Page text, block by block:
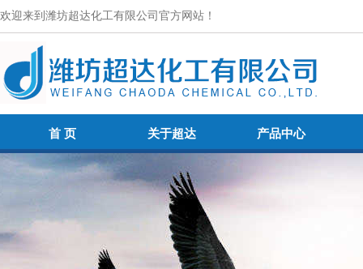
欢迎来到潍坊超达化工有限公司官方网站！
首 页
首 页
关于超达
关于超达
产品中心
产品中心